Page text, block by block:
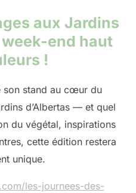
aux Jardins
week-end haut
!
son stand au cœur du
d’Albertas — et quel
du végétal, inspirations
cette édition restera
unique.
les-journees-des-